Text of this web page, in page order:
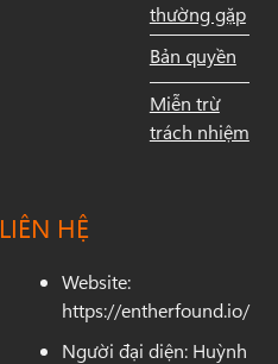
thường gặp
Bản quyền
Miễn trừ
trách nhiệm
LIÊN HỆ
Website:
https://entherfound.io/
Người đại diện: Huỳnh